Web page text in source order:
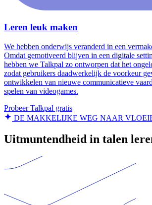
Leren leuk maken
We hebben onderwijs veranderd in een
Omdat gemotiveerd blijven in een digitale
hebben we Talkpal zo ontworpen dat het
zodat gebruikers daadwerkelijk de voorkeur
ontwikkelen van nieuwe communicatieve
spelen van videogames.
Probeer Talkpal gratis
DE MAKKELIJKE WEG NAAR
Uitmuntendheid in talen